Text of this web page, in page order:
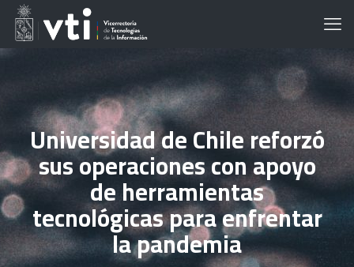
Universidad de Chile reforzó
sus operaciones con apoyo
de herramientas
tecnológicas para enfrentar
la pandemia